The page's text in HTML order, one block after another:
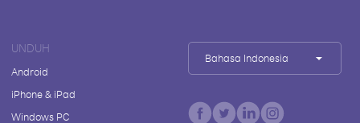
UNDUH
Android
iPhone & iPad
Windows PC
Bahasa Indonesia